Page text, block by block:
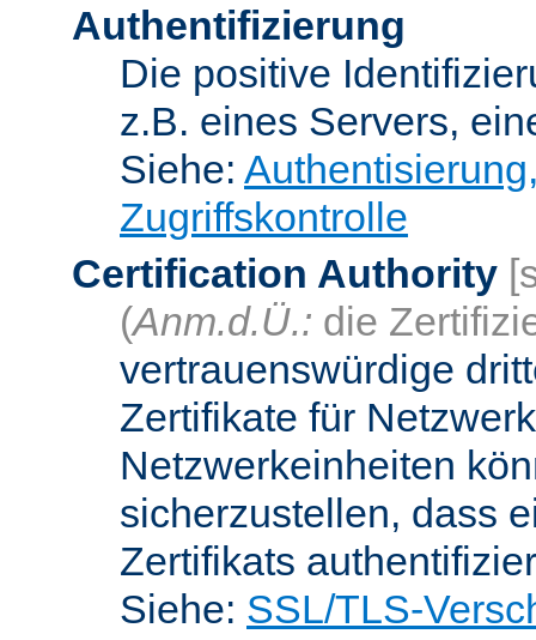
Authentifizierung
Die positive
z.B. eines Servers,
Siehe:
Zugriffskontrolle
Certification Authority
(Anm.d.Ü.: die
vertrauenswürdige
Zertifikate für
Netzwerkeinheiten
sicherzustellen, dass
Zertifikats
Siehe: SSL/TLS-